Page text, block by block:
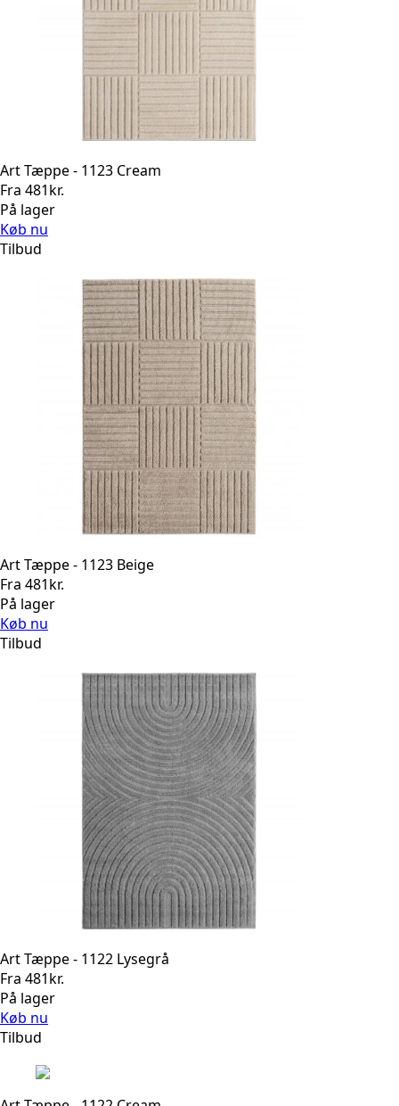
Art Tæppe - 1123 Cream
Fra 481kr.
På lager
Køb nu
Tilbud
Art Tæppe - 1123 Beige
Fra 481kr.
På lager
Køb nu
Tilbud
Art Tæppe - 1122 Lysegrå
Fra 481kr.
På lager
Køb nu
Tilbud